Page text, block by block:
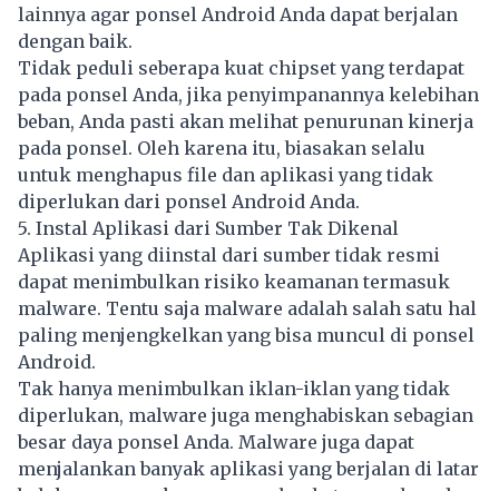
lainnya agar ponsel Android Anda dapat berjalan
dengan baik.
Tidak peduli seberapa kuat chipset yang terdapat
pada ponsel Anda, jika penyimpanannya kelebihan
beban, Anda pasti akan melihat penurunan kinerja
pada ponsel. Oleh karena itu, biasakan selalu
untuk menghapus file dan aplikasi yang tidak
diperlukan dari ponsel Android Anda.
5. Instal Aplikasi dari Sumber Tak Dikenal
Aplikasi yang diinstal dari sumber tidak resmi
dapat menimbulkan risiko keamanan termasuk
malware. Tentu saja malware adalah salah satu hal
paling menjengkelkan yang bisa muncul di ponsel
Android.
Tak hanya menimbulkan iklan-iklan yang tidak
diperlukan, malware juga menghabiskan sebagian
besar daya ponsel Anda. Malware juga dapat
menjalankan banyak aplikasi yang berjalan di latar